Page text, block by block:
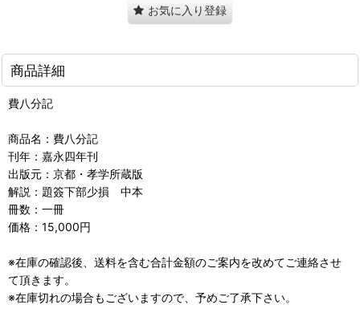
お気に入り登録
商品詳細
費八分記
商品名：費八分記
刊年：嘉永四年刊
出版元：京都・孝学所蔵版
解説：題簽下部少損 中本
冊数：一冊
価格：15,000円
※在庫の確認後、送料を含む合計金額のご案内を改めてご連絡させ
て頂きます。
※在庫切れの場合もございますので、予めご了承下さい。